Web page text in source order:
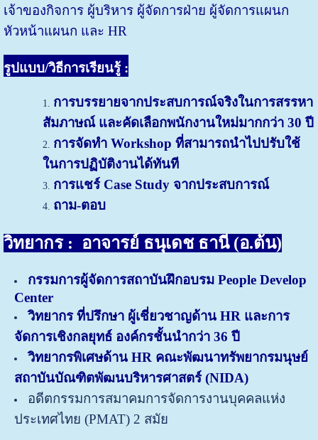
เจ้าของกิจการ ผู้บริหาร ผู้จัดการฝ่าย ผู้จัดการแผนก
หัวหน้าแผนก และ HR
รูปแบบ/วิธีการเรียนรู้ :
การบรรยายจากประสบการณ์จริงในการสรรหา
สัมภาษณ์ และคัดเลือกพนักงานใหม่มากกว่า 30 ปี
การจัดทำ Workshop ที่สามารถนำไปปรับใช้
ในการปฏิบัติงานได้ทันที
การแชร์ Case Study จากประสบการณ์
ถาม-ตอบ
วิทยากร : อาจารย์ ธนุเดช ธานี (อ.ต้น)
กรรมการผู้จัดการสถาบันฝึกอบรม People Develop
Center
วิทยากร ที่ปรึกษา ผู้เชี่ยวชาญด้าน HR และการ
จัดการเชิงกลยุทธ์ องค์กรชั้นนำกว่า 36 ปี
วิทยากรพิเศษด้าน HR คณะพัฒนาทรัพยากรมนุษย์
สถาบันบัณฑิตพัฒนบริหารศาสตร์ (NIDA)
อดีตกรรมการสมาคมการจัดการงานบุคคลแห่ง
ประเทศไทย (PMAT) 2 สมัย